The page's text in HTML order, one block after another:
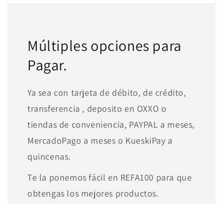
Múltiples opciones para
Pagar.
Ya sea con tarjeta de débito, de crédito,
transferencia , deposito en OXXO o
tiendas de conveniencia, PAYPAL a meses,
MercadoPago a meses o KueskiPay a
quincenas.
Te la ponemos fácil en REFA100 para que
obtengas los mejores productos.